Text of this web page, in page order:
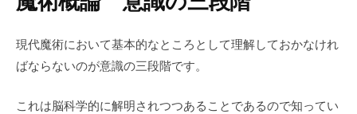
ッ
プ
現代魔術において基本的なところとして理解しておかなけれ
ばならないのが意識の三段階です。
これは脳科学的に解明されつつあることであるので知ってい